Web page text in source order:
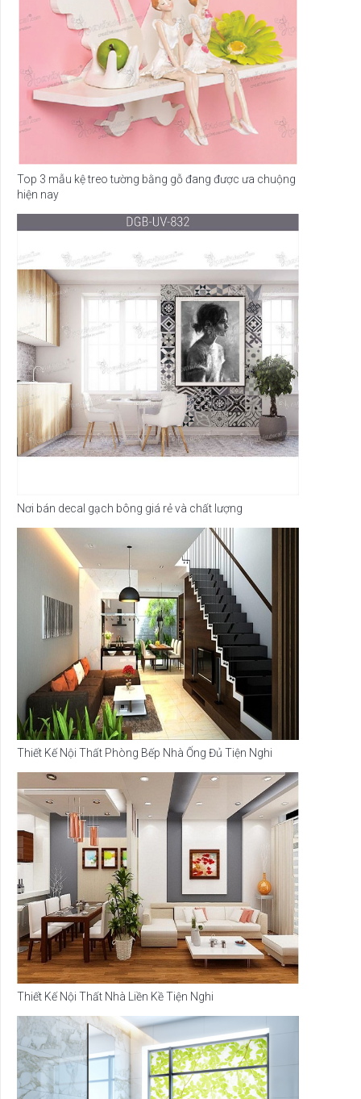
Top 3 mẫu kệ treo tường bằng gỗ đang được ưa chuộng
hiện nay
Nơi bán decal gạch bông giá rẻ và chất lượng
Thiết Kế Nội Thất Phòng Bếp Nhà Ống Đủ Tiện Nghi
Thiết Kế Nội Thất Nhà Liền Kề Tiện Nghi